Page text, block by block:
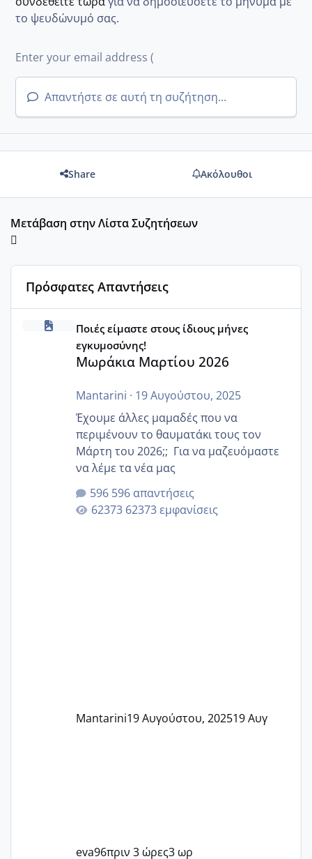
το ψευδώνυμό σας.
Απαντήστε σε αυτή τη συζήτηση...
Share Ακόλουθοι
Μετάβαση στην Λίστα Συζητήσεων
Πρόσφατες Απαντήσεις
Μωράκια Μαρτίου 2026
Ποιές είμαστε στους ίδιους μήνες
εγκυμοσύνης!
Μωράκια Μαρτίου 2026
Mantarini · 19 Αυγούστου, 2025
Έχουμε άλλες μαμαδές που να
περιμένουν το θαυματάκι τους τον
Μάρτη του 2026;; Για να μαζευόμαστε
να λέμε τα νέα μας
596 απαντήσεις
62373 εμφανίσεις
Mantarini19 Αυγούστου, 202519 Αυγ
eva96πριν 3 ώρες3 ωρ